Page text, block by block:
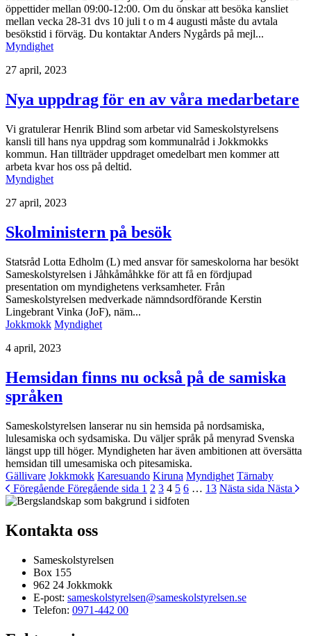
öppettider mellan 09:00-12:00. Om du önskar att besöka kansliet
mellan vecka 28-31 dvs 10 juli t o m 4 augusti måste du avtala
besökstid i förväg. Du kontaktar Anders Nygårds på mejl...
Myndighet
27 april, 2023
Nya uppdrag för en av våra medarbetare
Vi gratulerar Henrik Blind som arbetar vid Sameskolstyrelsens
kansli till hans nya uppdrag som kommunalråd i Jokkmokks
kommun. Han tillträder uppdraget omedelbart men kommer att
arbeta kvar hos oss på deltid.
Myndighet
27 april, 2023
Skolministern på besök
Statsråd Lotta Edholm (L) med ansvar för sameskolorna har besökt
Sameskolstyrelsen i Jåhkåmåhkke för att få en fördjupad
presentation om myndighetens verksamheter. Från
Sameskolstyrelsen medverkade nämndsordförande Kerstin
Lingebrant Vinka (JoF), näm...
Jokkmokk Myndighet
4 april, 2023
Hemsidan finns nu också på de samiska
språken
Sameskolstyrelsen lanserar nu sin hemsida på nordsamiska,
lulesamiska och sydsamiska. Du väljer språk på menyrad Svenska
längst upp till höger. Myndigheten har även ambitionen att översätta
hemsidan till umesamiska och pitesamiska.
Gällivare Jokkmokk Karesuando Kiruna Myndighet Tärnaby
Föregående Föregående sida 1 2 3 4 5 6 … 13 Nästa sida Nästa
Kontakta oss
Sameskolstyrelsen
Box 155
962 24 Jokkmokk
E-post: sameskolstyrelsen@sameskolstyrelsen.se
Telefon: 0971-442 00